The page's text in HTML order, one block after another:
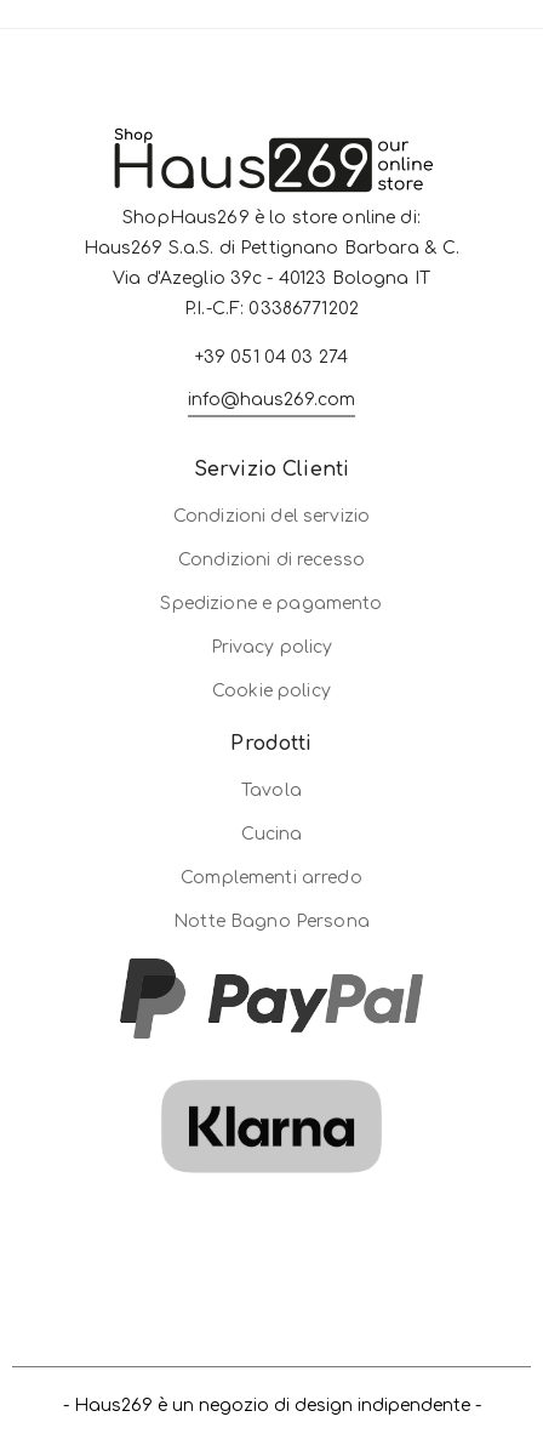
ShopHaus269 è lo store online di:
Haus269 S.a.S. di Pettignano Barbara & C.
Via d'Azeglio 39c - 40123 Bologna IT
P.I.-C.F: 03386771202
+39 051 04 03 274
info@haus269.com
Servizio Clienti
Condizioni del servizio
Condizioni di recesso
Spedizione e pagamento
Privacy policy
Cookie policy
Prodotti
Tavola
Cucina
Complementi arredo
Notte Bagno Persona
- Haus269 è un negozio di design indipendente -